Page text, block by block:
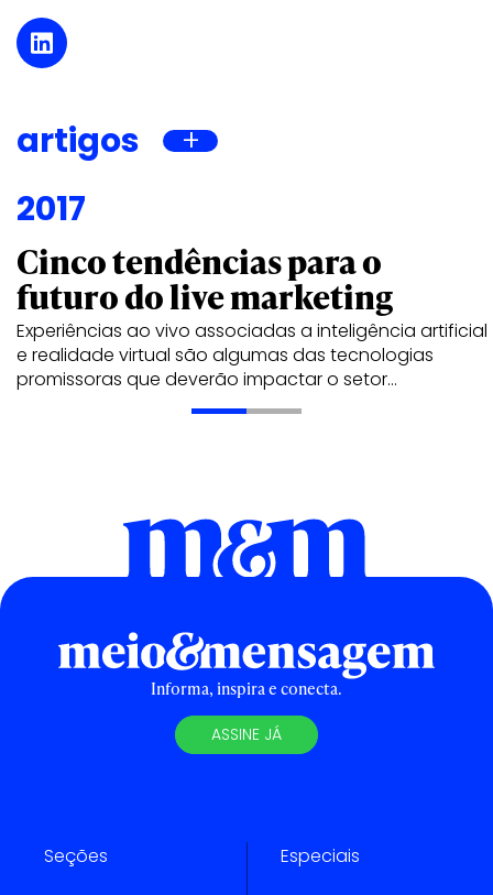
artigos
2017
Cinco tendências para o
futuro do live marketing
Experiências ao vivo associadas a inteligência artificial
e realidade virtual são algumas das tecnologias
promissoras que deverão impactar o setor…
Informa, inspira e conecta.
ASSINE JÁ
Seções Especiais